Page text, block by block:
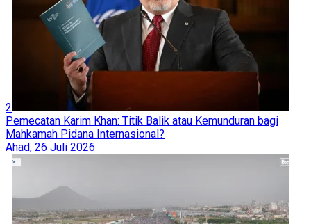
2
Pemecatan Karim Khan: Titik Balik atau Kemunduran bagi
Mahkamah Pidana Internasional?
Ahad, 26 Juli 2026